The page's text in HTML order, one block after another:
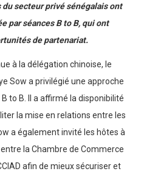
secteur privé sénégalais ont
par séances B to B, qui ont
de partenariat.
à la délégation chinoise, le
Sow a privilégié une approche
to B. Il a affirmé la disponibilité
la mise en relations entre les
a également invité les hôtes à
la Chambre de Commerce
afin de mieux sécuriser et